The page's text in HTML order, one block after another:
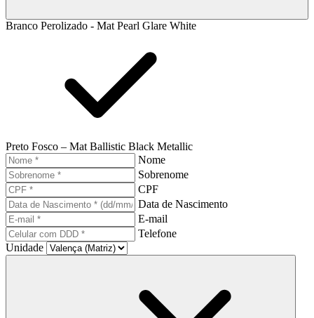
Branco Perolizado - Mat Pearl Glare White
Preto Fosco – Mat Ballistic Black Metallic
Nome
Sobrenome
CPF
Data de Nascimento
E-mail
Telefone
Unidade